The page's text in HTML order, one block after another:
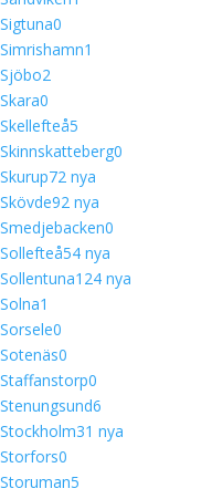
Sigtuna0
Simrishamn1
Sjöbo2
Skara0
Skellefteå5
Skinnskatteberg0
Skurup72 nya
Skövde92 nya
Smedjebacken0
Sollefteå54 nya
Sollentuna124 nya
Solna1
Sorsele0
Sotenäs0
Staffanstorp0
Stenungsund6
Stockholm31 nya
Storfors0
Storuman5